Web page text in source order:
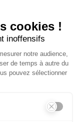
que
de votre
exclusive.
que ces
pas être
aux
énoncés aux
cookies !
inoffensifs
notre audience,
de temps à autre du
pouvez sélectionner